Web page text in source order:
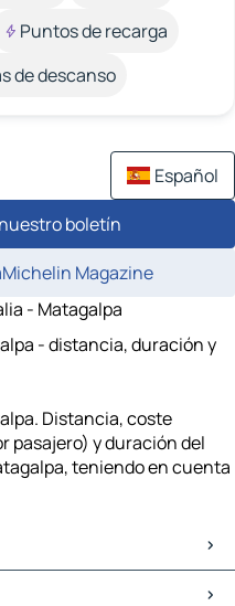
Puntos de recarga
de descanso
Español
boletín
Magazine
- Matagalpa
- distancia, duración y
Distancia, coste
pasajero) y duración del
teniendo en cuenta